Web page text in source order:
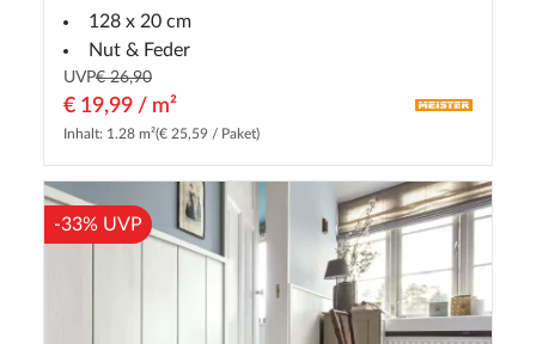
128 x 20 cm
Nut & Feder
UVP€ 26,90
€ 19,99 / m²
Inhalt: 1.28 m²(€ 25,59 / Paket)
-33% UVP